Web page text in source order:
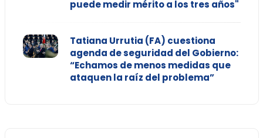
puede medir mérito a los tres años"
Tatiana Urrutia (FA) cuestiona
agenda de seguridad del Gobierno:
“Echamos de menos medidas que
ataquen la raíz del problema”